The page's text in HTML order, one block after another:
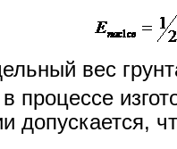
вес
процессе
допускается,